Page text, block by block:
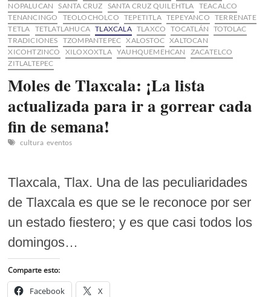
NOPALUCAN
SANTA CRUZ SANTA CRUZ QUILEHTLA TEACALCO
TENANCINGO
TEOLOCHOLCO TEPETITLA TEPEYANCO
TERRENATE
TETLA TETLATLAHUCA TLAXCALA TLAXCO TOCATLÁN
TOTOLAC
TRADICIONES TZOMPANTEPEC XALOSTOC XALTOCAN
XICOHTZINCO
XILOXOXTLA YAUHQUEMEHCAN
ZACATELCO
ZITLALTEPEC
Moles de Tlaxcala: ¡La lista
actualizada para ir a gorrear cada
fin de semana!
cultura eventos
Tlaxcala, Tlax. Una de las peculiaridades
de Tlaxcala es que se le reconoce por ser
un estado fiestero; y es que casi todos los
domingos…
Comparte esto:
Facebook X